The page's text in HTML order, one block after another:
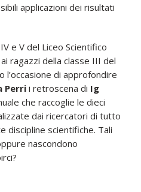
applicazioni dei risultati
e V del Liceo Scientifico
ragazzi della classe III del
l’occasione di approfondire
Perrii retroscena di Ig
che raccoglie le dieci
dai ricercatori di tutto
discipline scientifiche. Tali
nascondono